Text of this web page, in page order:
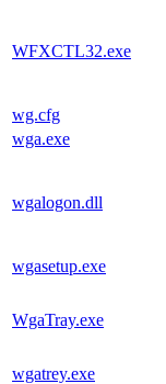
WFXCTL32.exe
wg.cfg
wga.exe
wgalogon.dll
wgasetup.exe
WgaTray.exe
wgatrey.exe